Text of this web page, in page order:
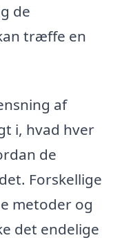
de
træffe en
af
i, hvad hver
de
Forskellige
metoder og
det endelige